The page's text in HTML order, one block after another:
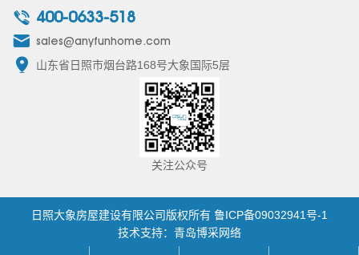
400-0633-518
sales@anyfunhome.com
山东省日照市烟台路168号大象国际5层
关注公众号
日照大象房屋建设有限公司版权所有 鲁ICP备09032941号-1
技术支持：青岛博采网络